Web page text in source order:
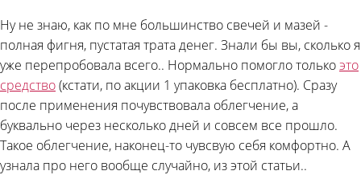
Ну не знаю, как по мне большинство свечей и мазей -
полная фигня, пустатая трата денег. Знали бы вы, сколько я
уже перепробовала всего.. Нормально помогло толькоэто
средство(кстати, по акции 1 упаковка бесплатно). Сразу
после применения почувствовала облегчение, а
буквально через несколько дней и совсем все прошло.
Такое облегчение, наконец-то чувсвую себя комфортно. А
узнала про него вообще случайно, из этой статьи..